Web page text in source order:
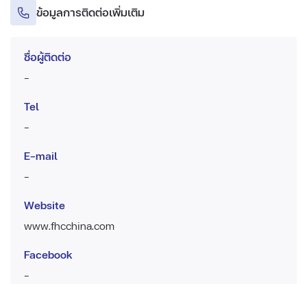
ข้อมูลการติดต่อเพิ่มเติม
ชื่อผู้ติดต่อ
-
Tel
-
E-mail
-
Website
www.fhcchina.com
Facebook
-